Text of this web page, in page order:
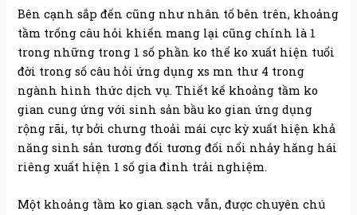
Bên cạnh sắp đến cũng như nhân tố bên trên, khoảng
tầm trống câu hỏi khiến mang lại cũng chính là 1
trong những trong 1 số phần ko thể ko xuất hiện tuổi
đời trong số câu hỏi ứng dụng xs mn thư 4 trong
ngành hình thức dịch vụ. Thiết kế khoảng tầm ko
gian cung ứng với sinh sản bầu ko gian ứng dụng
rộng rãi, tự bởi chưng thoải mái cực kỳ xuất hiện khả
năng sinh sản tương đối tương đối nổi nhảy hăng hái
riêng xuất hiện 1 số gia đình trải nghiệm.
Một khoảng tầm ko gian sạch vẫn, được chuyên chú